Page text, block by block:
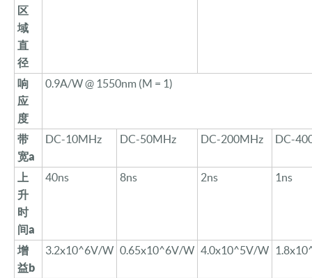
区
域
直
径
响
应
度
0.9A/W @ 1550nm (M = 1)
带
宽a
DC-10MHz DC-50MHz DC-200MHz DC-
上
升
时
间a
40ns 8ns 2ns 1ns
增
益b
3.2x10^6V/W 0.65x10^6V/W 4.0x10^5V/W